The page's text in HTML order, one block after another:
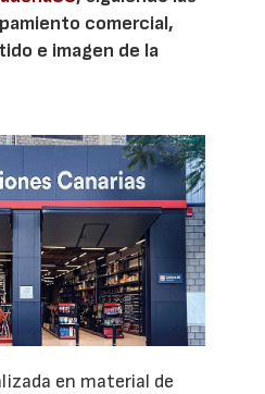
comercial,
e imagen de la
en material de